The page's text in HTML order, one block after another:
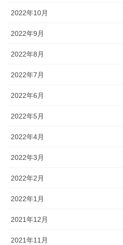
2022年10月
2022年9月
2022年8月
2022年7月
2022年6月
2022年5月
2022年4月
2022年3月
2022年2月
2022年1月
2021年12月
2021年11月